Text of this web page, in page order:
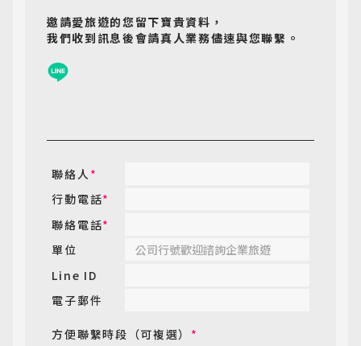
邀請愛旅遊的您留下寶貴資料，
我們收到訊息後會請真人業務儘速與您聯繫。
聯絡人*
行動電話*
聯絡電話*
單位
Line ID
電子郵件
方便聯繫時段（可複選） *